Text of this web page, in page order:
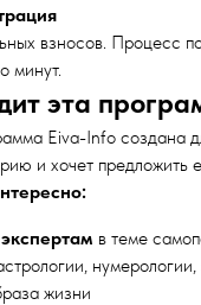
взносов. Процесс
минут.
эта
Eiva-Info создана
и хочет предложить
в теме
жизни